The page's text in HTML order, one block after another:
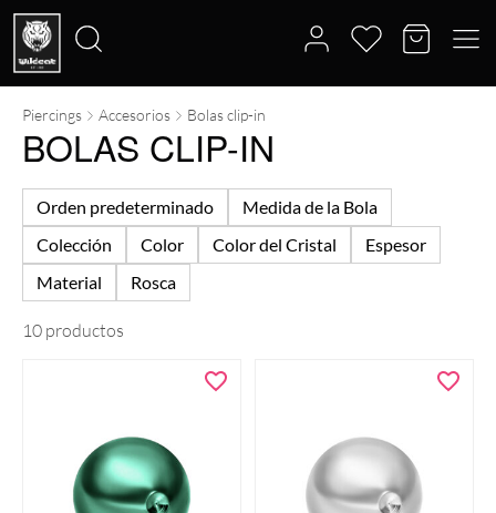
Buscar
por:
Piercings Accesorios Bolas clip-in
BOLAS CLIP-IN
Orden predeterminado
Medida de la Bola
Colección
Color Color del Cristal
Espesor
Material
Rosca
10 productos